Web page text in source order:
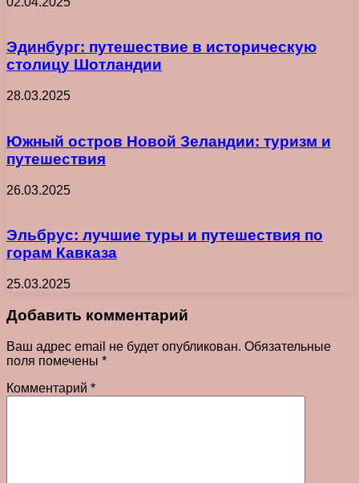
Эдинбург: путешествие в историческую
столицу Шотландии
28.03.2025
Южный остров Новой Зеландии: туризм и
путешествия
26.03.2025
Эльбрус: лучшие туры и путешествия по
горам Кавказа
25.03.2025
Добавить комментарий
Ваш адрес email не будет опубликован. Обязательные
поля помечены *
Комментарий *